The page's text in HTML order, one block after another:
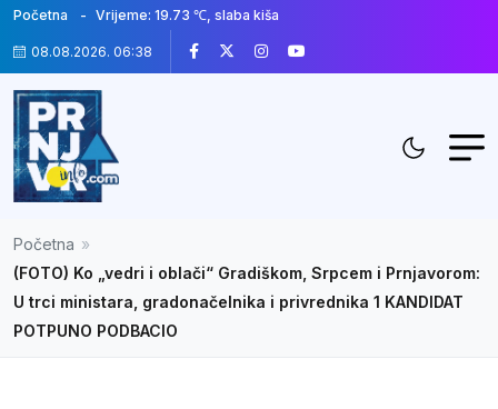
Početna Vrijeme: 19.73 ℃, slaba kiša
08.08.2026. 06:39
Početna »
(FOTO) Ko „vedri i oblači“ Gradiškom, Srpcem i Prnjavorom:
U trci ministara, gradonačelnika i privrednika 1 KANDIDAT
POTPUNO PODBACIO